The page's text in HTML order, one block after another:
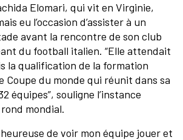
Elomari, qui vit en Virginie,
eu l’occasion d’assister à un
avant la rencontre de son club
du football italien. “Elle attendait
la qualification de la formation
Coupe du monde qui réunit dans sa
équipes”, souligne l’instance
mondial.
de voir mon équipe jouer et